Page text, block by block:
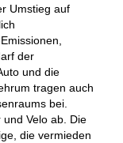
Umstieg auf
der
und die
tragen auch
bei.
Velo ab. Die
die vermieden